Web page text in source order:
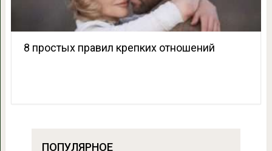
8 простых правил крепких отношений
ПОПУЛЯРНОЕ